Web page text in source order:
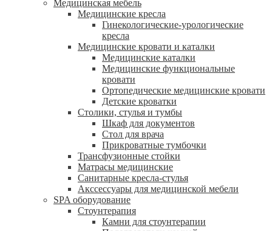
Медицинская мебель
Медицинские кресла
Гинекологические-урологические
кресла
Медицинские кровати и каталки
Медицинские каталки
Медицинские функциональные
кровати
Ортопедические медицинские кровати
Детские кроватки
Столики, стулья и тумбы
Шкаф для документов
Стол для врача
Прикроватные тумбочки
Трансфузионные стойки
Матрасы медицинские
Санитарные кресла-стулья
Акссессуары для медицинской мебели
SPA оборудование
Стоунтерапия
Камни для стоунтерапии